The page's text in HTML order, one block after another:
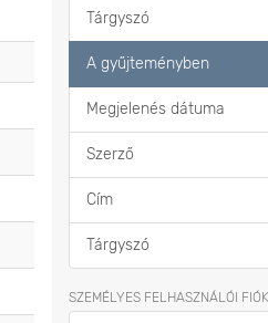
Tárgyszó
A gyűjteményben
Megjelenés dátuma
Szerző
Cím
Tárgyszó
SZEMÉLYES FELHASZNÁLÓI FIÓK